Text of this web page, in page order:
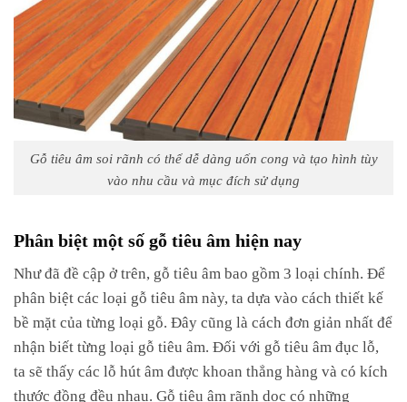
Gỗ tiêu âm soi rãnh có thể dễ dàng uốn cong và tạo hình tùy
vào nhu cầu và mục đích sử dụng
Phân biệt một số gỗ tiêu âm hiện nay
Như đã đề cập ở trên, gỗ tiêu âm bao gồm 3 loại chính. Để
phân biệt các loại gỗ tiêu âm này, ta dựa vào cách thiết kế
bề mặt của từng loại gỗ. Đây cũng là cách đơn giản nhất để
nhận biết từng loại gỗ tiêu âm. Đối với gỗ tiêu âm đục lỗ,
ta sẽ thấy các lỗ hút âm được khoan thẳng hàng và có kích
thước đồng đều nhau. Gỗ tiêu âm rãnh dọc có những